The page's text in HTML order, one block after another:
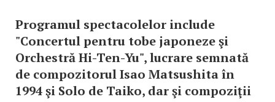
Programul spectacolelor include
"Concertul pentru tobe japoneze şi
Orchestră Hi-Ten-Yu", lucrare semnată
de compozitorul Isao Matsushita în
1994 şi Solo de Taiko, dar şi compoziţii